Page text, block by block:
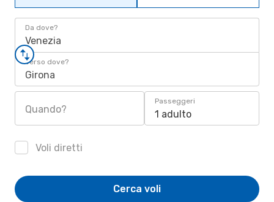
Da dove?
Venezia
Verso dove?
Girona
Quando?
Passeggeri
1 adulto
Voli diretti
Cerca voli